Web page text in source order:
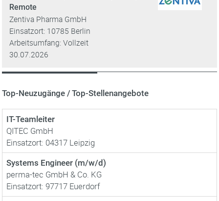
Top-Neuzugänge / Top-Stellenangebote
IT-Teamleiter
QITEC GmbH
Einsatzort: 04317 Leipzig
Systems Engineer (m/w/d)
perma-tec GmbH & Co. KG
Einsatzort: 97717 Euerdorf
Remote
Zentiva Pharma GmbH
Einsatzort: 10785 Berlin
Arbeitsumfang: Vollzeit
30.07.2026